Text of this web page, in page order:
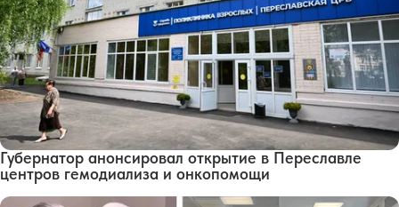
Губернатор анонсировал открытие в Переславле
центров гемодиализа и онкопомощи